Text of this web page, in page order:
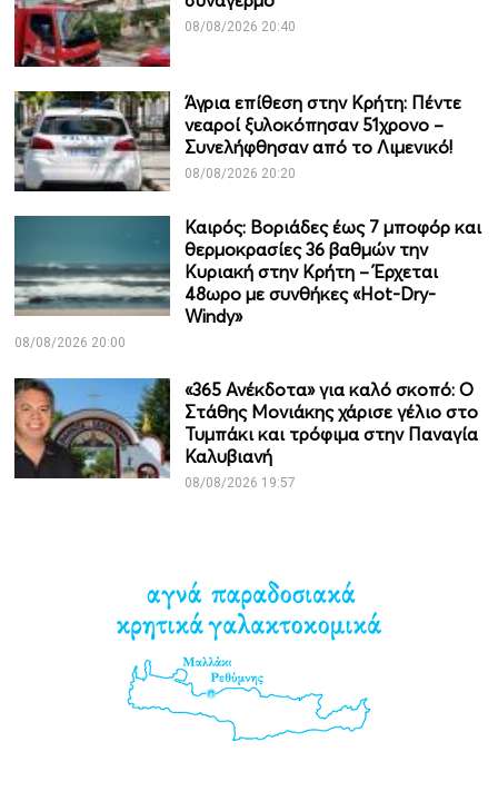
08/08/2026 20:40
Άγρια επίθεση στην Κρήτη: Πέντε
νεαροί ξυλοκόπησαν 51χρονο –
Συνελήφθησαν από το Λιμενικό!
08/08/2026 20:20
Καιρός: Βοριάδες έως 7 μποφόρ και
θερμοκρασίες 36 βαθμών την
Κυριακή στην Κρήτη – Έρχεται
48ωρο με συνθήκες «Hot-Dry-
Windy»
08/08/2026 20:00
«365 Ανέκδοτα» για καλό σκοπό: Ο
Στάθης Μονιάκης χάρισε γέλιο στο
Τυμπάκι και τρόφιμα στην Παναγία
Καλυβιανή
08/08/2026 19:57